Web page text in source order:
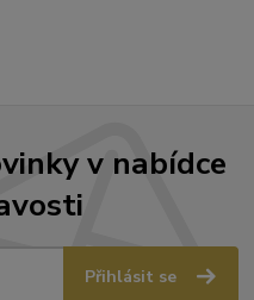
v nabídce
Přihlásit se